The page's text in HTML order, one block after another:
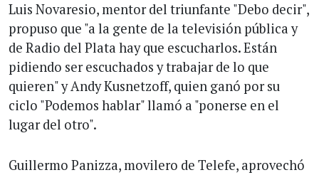
Luis Novaresio, mentor del triunfante "Debo decir",
propuso que "a la gente de la televisión pública y
de Radio del Plata hay que escucharlos. Están
pidiendo ser escuchados y trabajar de lo que
quieren" y Andy Kusnetzoff, quien ganó por su
ciclo "Podemos hablar" llamó a "ponerse en el
lugar del otro".
Guillermo Panizza, movilero de Telefe, aprovechó